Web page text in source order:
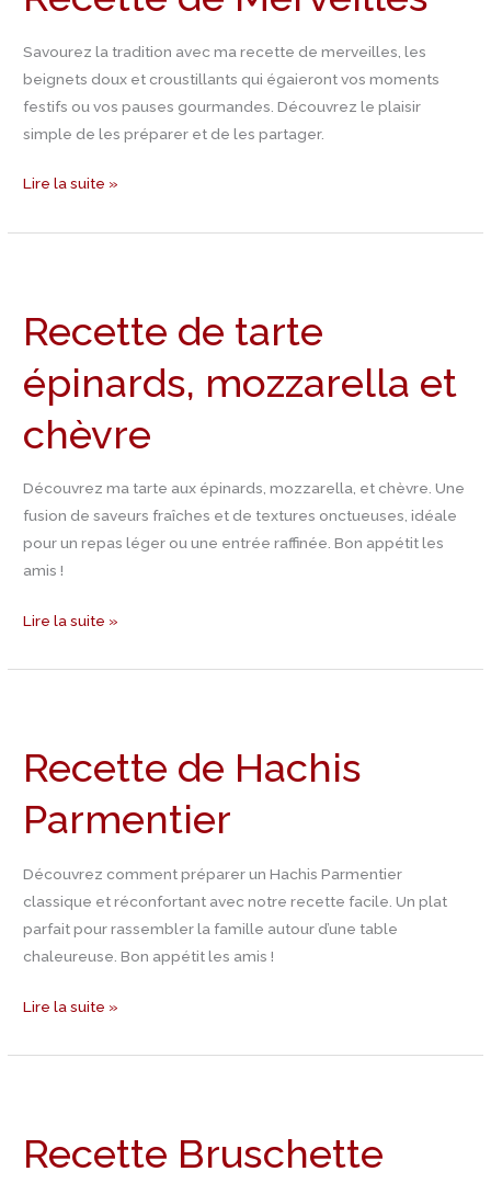
Savourez la tradition avec ma recette de merveilles, les
beignets doux et croustillants qui égaieront vos moments
festifs ou vos pauses gourmandes. Découvrez le plaisir
simple de les préparer et de les partager.
Lire la suite »
Recette de tarte
épinards, mozzarella et
chèvre
Découvrez ma tarte aux épinards, mozzarella, et chèvre. Une
fusion de saveurs fraîches et de textures onctueuses, idéale
pour un repas léger ou une entrée raffinée. Bon appétit les
amis !
tarte
épinards,
mozzarella
chèvre
Lire la suite »
Recette de Hachis
Parmentier
Découvrez comment préparer un Hachis Parmentier
classique et réconfortant avec notre recette facile. Un plat
parfait pour rassembler la famille autour d’une table
chaleureuse. Bon appétit les amis !
Hachis
Parmentier
Lire la suite »
Recette Bruschette